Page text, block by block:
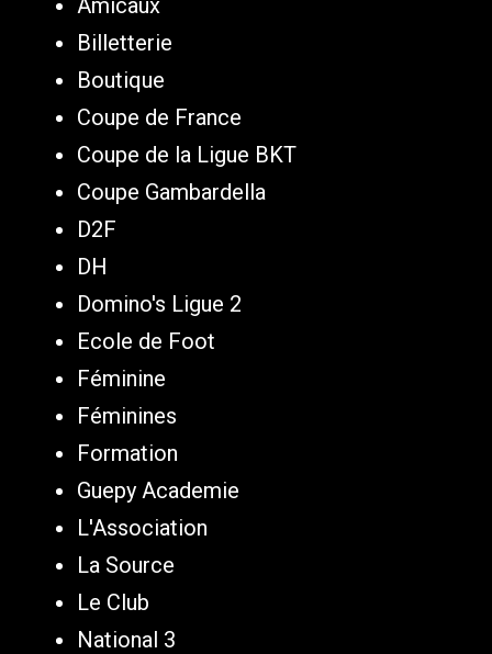
Billetterie
Boutique
Coupe de France
Coupe de la Ligue BKT
Coupe Gambardella
D2F
DH
Domino's Ligue 2
Ecole de Foot
Féminine
Féminines
Formation
Guepy Academie
L'Association
La Source
Le Club
National 3